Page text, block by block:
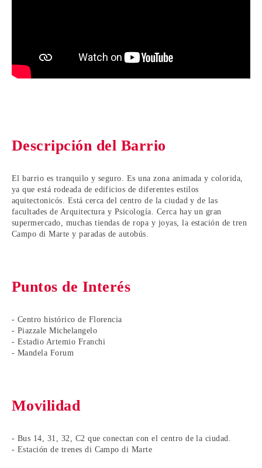
Descripción del Barrio
El barrio es tranquilo y seguro. Es una zona animada y colorida,
ya que está rodeada de edificios de diferentes estilos
aquitectonicós. Está cerca del centro de la ciudad y de las
facultades de Arquitectura y Psicología. Cerca hay un gran
supermercado, muchas tiendas de ropa y joyas, la estación de tren
Campo di Marte y paradas de autobús.
Puntos de Interés
- Centro histórico de Florencia
- Piazzale Michelangelo
- Estadio Artemio Franchi
- Mandela Forum
Movilidad
- Bus 14, 31, 32, C2 que conectan con el centro de la ciudad.
- Estación de trenes di Campo di Marte